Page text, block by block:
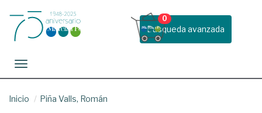
Busqueda avanzada
0
Toggle navigation
Inicio Piña Valls, Román